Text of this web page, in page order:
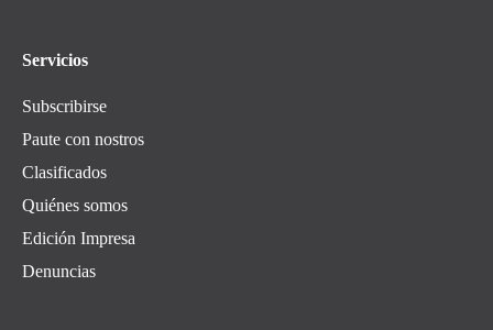
Servicios
Subscribirse
Paute con nostros
Clasificados
Quiénes somos
Edición Impresa
Denuncias